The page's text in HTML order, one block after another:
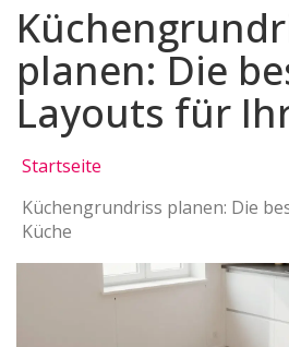
planen: Die
Layouts für
Startseite
Küchengrundriss planen: Die
Küche